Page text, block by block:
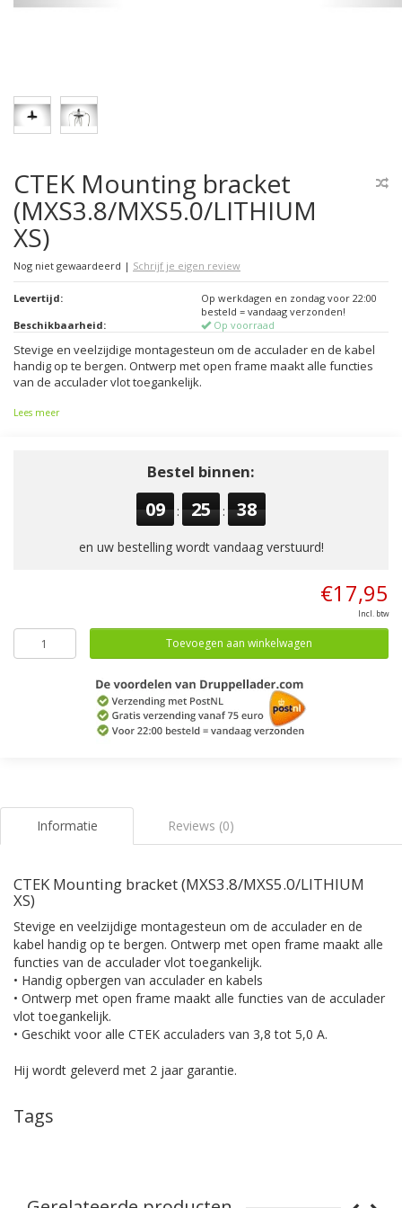
CTEK Mounting bracket
(MXS3.8/MXS5.0/LITHIUM
XS)
Nog niet gewaardeerd | Schrijf je eigen review
Levertijd:
Op werkdagen en zondag voor 22:00
besteld = vandaag verzonden!
Beschikbaarheid:
Op voorraad
Stevige en veelzijdige montagesteun om de acculader en de kabel
handig op te bergen. Ontwerp met open frame maakt alle functies
van de acculader vlot toegankelijk.
Lees meer
Bestel binnen:
09 : 25 : 37
en uw bestelling wordt vandaag verstuurd!
€17,95
Incl. btw
Toevoegen aan winkelwagen
Informatie Reviews (0)
CTEK Mounting bracket (MXS3.8/MXS5.0/LITHIUM
XS)
Stevige en veelzijdige montagesteun om de acculader en de
kabel handig op te bergen. Ontwerp met open frame maakt alle
functies van de acculader vlot toegankelijk.
• Handig opbergen van acculader en kabels
• Ontwerp met open frame maakt alle functies van de acculader
vlot toegankelijk.
• Geschikt voor alle CTEK acculaders van 3,8 tot 5,0 A.
Hij wordt geleverd met 2 jaar garantie.
Tags